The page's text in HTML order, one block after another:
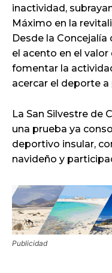
inactividad,
Máximo en la
Desde la
el acento en el
fomentar la
acercar el deporte
La San Silvestre de
una prueba ya
deportivo insular,
navideño y
Publicidad